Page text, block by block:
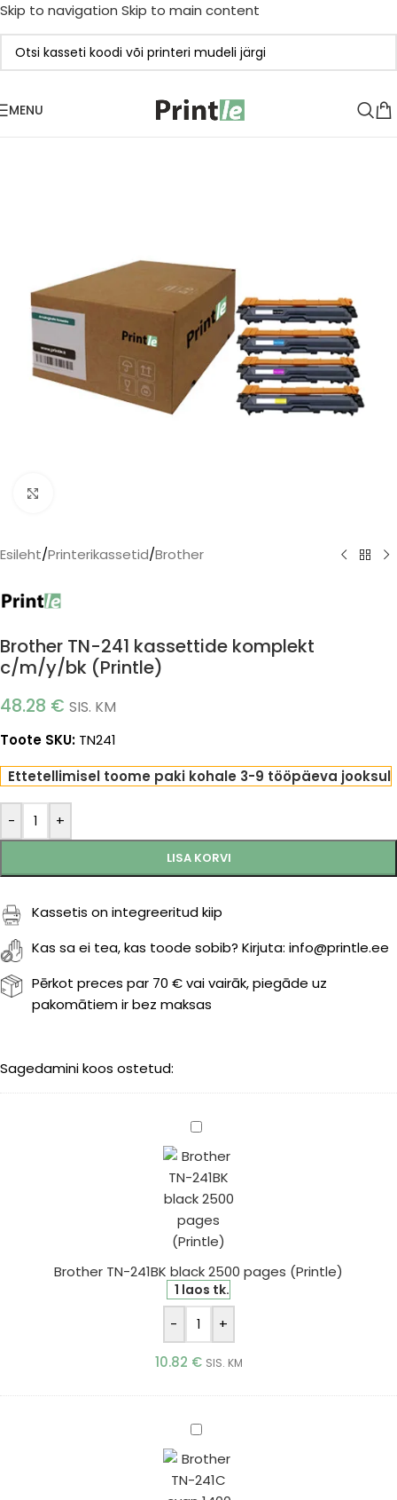
Skip to navigation Skip to main content
MENU
Esileht/Printerikassetid/Brother
Brother TN-241 kassettide komplekt
c/m/y/bk (Printle)
48.28 € SIS. KM
Toote SKU: TN241
Ettetellimisel toome paki kohale 3-9 tööpäeva jooksul
- +
LISA KORVI
Kassetis on integreeritud kiip
Kas sa ei tea, kas toode sobib? Kirjuta: info@printle.ee
Pērkot preces par 70 € vai vairāk, piegāde uz
pakomātiem ir bez maksas
Sagedamini koos ostetud:
Brother
TN-
241BK
black
pages
(Printle)
Brother TN-241BK black 2500 pages (Printle)
1 laos tk.
- +
10.82 € SIS. KM
Brother
TN-
241C
cyan